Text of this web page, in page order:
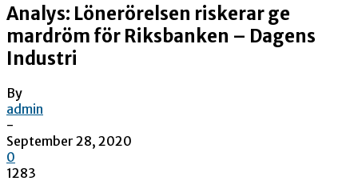
Analys: Lönerörelsen riskerar ge
mardröm för Riksbanken – Dagens
Industri
By
admin
-
September 28, 2020
0
1283